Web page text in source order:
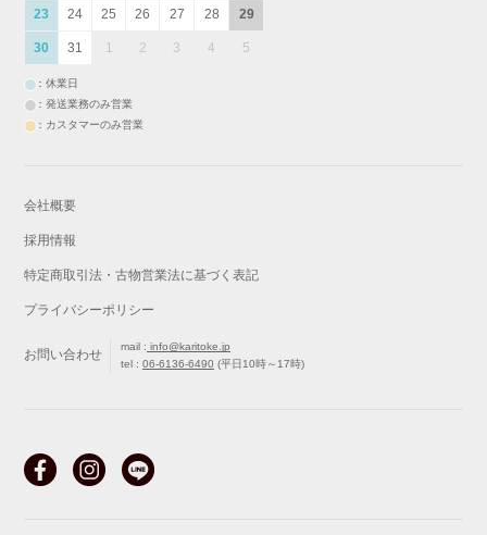
23 24 25 26 27 28 29
30 31 1 2 3 4 5
：休業日
：発送業務のみ営業
：カスタマーのみ営業
会社概要
採用情報
特定商取引法・古物営業法に基づく表記
プライバシーポリシー
お問い合わせ
mail : info@karitoke.jp
tel :06-6136-6490 (平日10時～17時)
戻る 最初から